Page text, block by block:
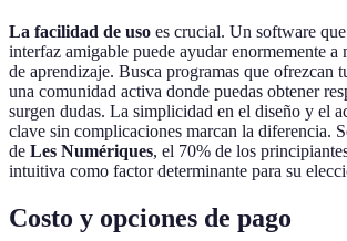
La facilidad de uso es crucial. Un software
interfaz amigable puede ayudar enormemente
de aprendizaje. Busca programas que ofrezcan
una comunidad activa donde puedas obtener
surgen dudas. La simplicidad en el diseño y el
clave sin complicaciones marcan la diferencia.
de Les Numériques, el 70% de los
intuitiva como factor determinante para su
Costo y opciones de pago